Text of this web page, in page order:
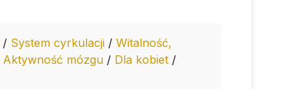
/ System cyrkulacji / Witalność,
Aktywność mózgu / Dla kobiet /